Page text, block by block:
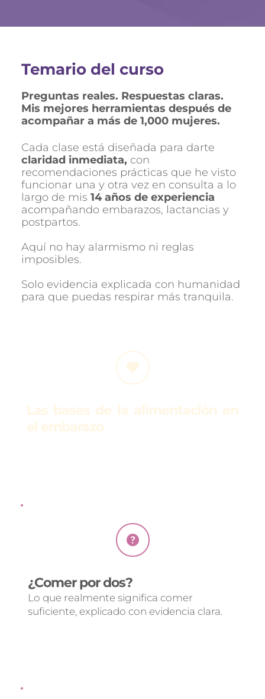
Temario del curso
Preguntas reales. Respuestas claras.
Mis mejores herramientas después de
acompañar a más de 1,000 mujeres.
claridad inmediata, con
recomendaciones prácticas que he visto
funcionar una y otra vez en consulta a lo
largo de mis 14 años de experiencia
acompañando embarazos, lactancias y
postpartos.
Aquí no hay alarmismo ni reglas
imposibles.
Solo evidencia explicada con humanidad
para que puedas respirar más tranquila.
Las bases de la alimentación en
el embarazo
¿Comer por dos?
Lo que realmente significa comer
suficiente, explicado con evidencia clara.